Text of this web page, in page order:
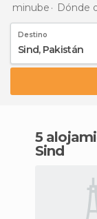
minube Dónde
Destino
5 alojamientos donde dormir en
Sind